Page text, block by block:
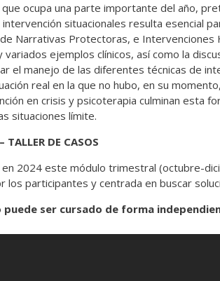
ocupa una parte importante del año,
situacionales resulta esencial
Narrativas Protectoras, e Intervenciones
variados ejemplos clínicos, así como la
el manejo de las diferentes técnicas de
real en la que no hubo, en su
en crisis y psicoterapia culminan esta
situaciones límite.
TALLER DE CASOS
2024 este módulo trimestral (octubre-
los participantes y centrada en buscar
puede ser cursado de forma